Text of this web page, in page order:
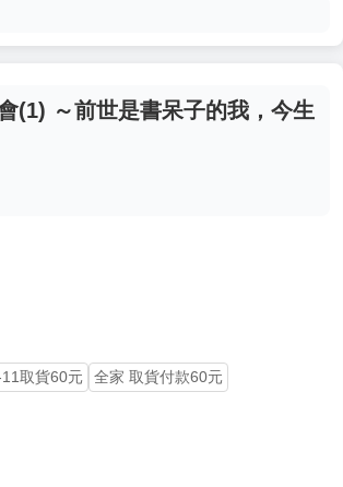
(1) ～前世是書呆子的我，今生
取貨60元
全家 取貨付款60元